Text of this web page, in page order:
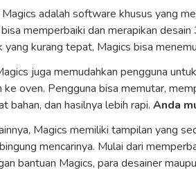
adalah software khusus yang
memperbaiki dan merapikan
yang kurang tepat, Magics bisa
juga memudahkan pengguna
ke oven. Pengguna bisa memutar,
bahan, dan hasilnya lebih rapi.Anda
Magics memiliki tampilan yang
mencarinya. Mulai dari
bantuan Magics, para desainer